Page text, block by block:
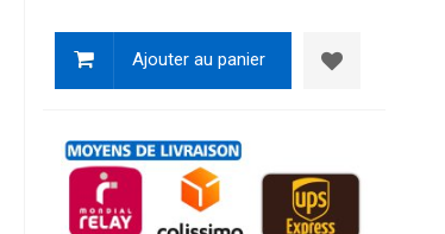
Ajouter au panier